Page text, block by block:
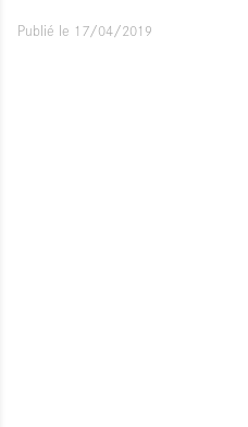
Publié le 17/04/2019